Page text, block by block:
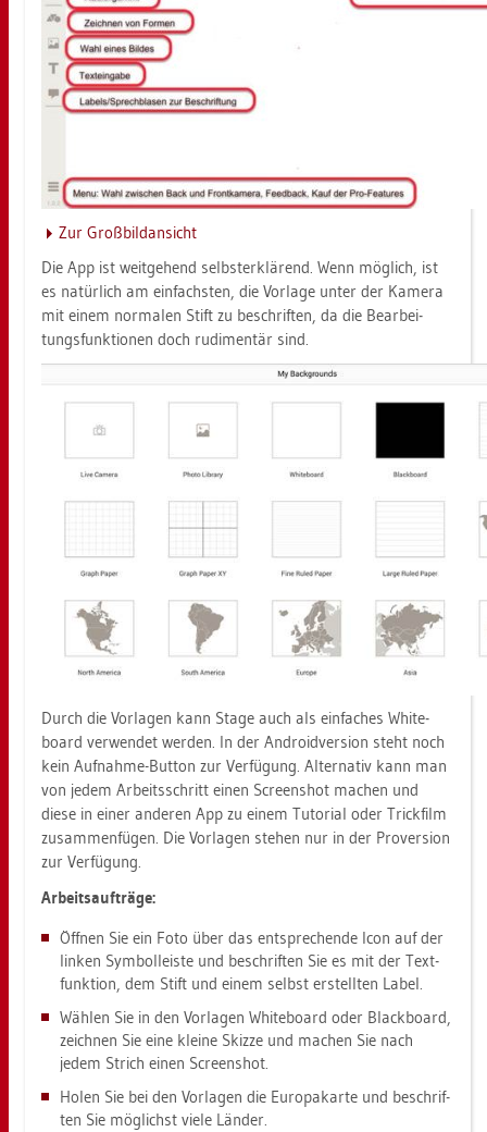
Zur Groß­bild­an­sicht
Die App ist weit­ge­hend selbst­er­klä­rend. Wenn mög­lich, ist
es na­tür­lich am ein­fachs­ten, die Vor­la­ge unter der Ka­me­ra
mit einem nor­ma­len Stift zu be­schrif­ten, da die Be­ar­bei­
tungs­funk­tio­nen doch ru­di­men­tär sind.
Durch die Vor­la­gen kann Stage auch als ein­fa­ches Whi­te­
board ver­wen­det wer­den. In der An­dro­id­ver­si­on steht noch
kein Auf­nah­me-But­ton zur Ver­fü­gung. Al­ter­na­tiv kann man
von jedem Ar­beits­schritt einen Screen­shot ma­chen und
diese in einer an­de­ren App zu einem Tu­to­ri­al oder Trick­film
zu­sam­men­fü­gen. Die Vor­la­gen ste­hen nur in der Pro­ver­si­on
zur Ver­fü­gung.
Ar­beits­auf­trä­ge:
Öff­nen Sie ein Foto über das ent­spre­chen­de Icon auf der
lin­ken Sym­bolleis­te und be­schrif­ten Sie es mit der Text­
funk­ti­on, dem Stift und einem selbst er­stell­ten Label.
Wäh­len Sie in den Vor­la­gen Whi­te­board oder Black­board,
zeich­nen Sie eine klei­ne Skiz­ze und ma­chen Sie nach
jedem Strich einen Screen­shot.
Holen Sie bei den Vor­la­gen die Eu­ro­pa­kar­te und be­schrif­
ten Sie mög­lichst viele Län­der.